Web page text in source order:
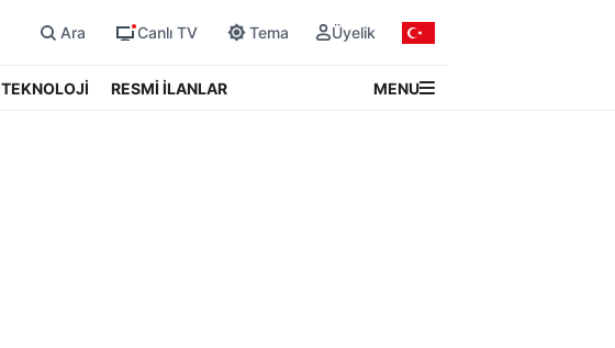
Ara Canlı TV Tema Üyelik
TEKNOLOJİ RESMİ İLANLAR MENU